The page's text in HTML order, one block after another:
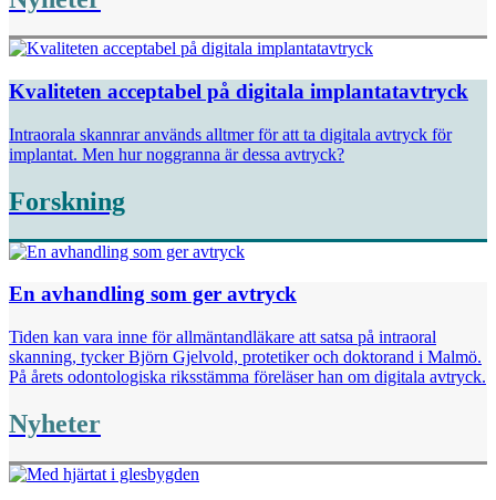
Kvaliteten acceptabel på digitala implantatavtryck
Intraorala skannrar används alltmer för att ta digitala avtryck för
implantat. Men hur noggranna är dessa avtryck?
Forskning
En avhandling som ger avtryck
Tiden kan vara inne för allmäntandläkare att satsa på intra­oral
skanning, tycker Björn Gjelvold, protetiker och doktorand i Malmö.
På årets odontologiska riksstämma föreläser han om digitala avtryck.
Nyheter